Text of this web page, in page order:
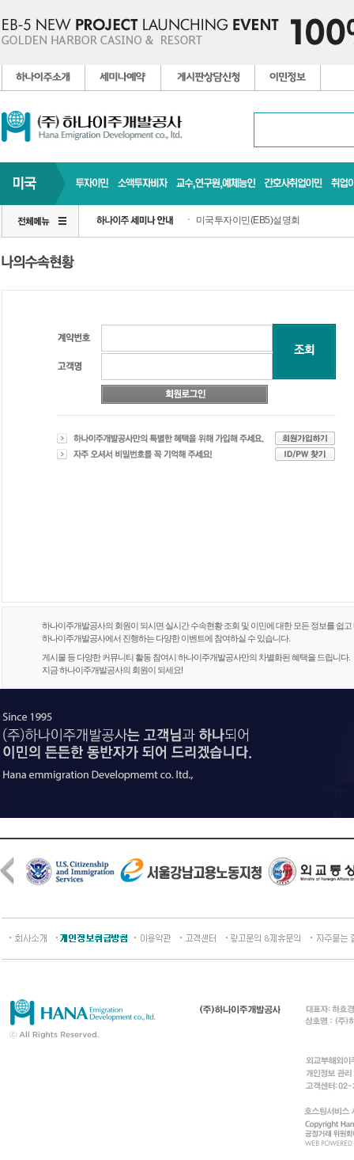
미국투자이민(EB5)설명회
하나이주개발공사의 회원이 되시면 실시간 수속현황 조회 및 이민에 대한 모든 정보를 쉽
하나이주개발공사에서 진행하는 다양한 이벤트에 참여하실 수 있습니다.
게시물 등 다양한 커뮤니티 활동 참여시 하나이주개발공사만의 차별화된 혜택을 드립니다.
지금 하나이주개발공사의 회원이 되세요!